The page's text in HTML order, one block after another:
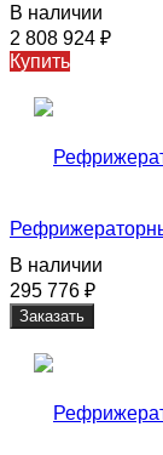
В наличии
2 808 924 ₽
Купить
В наличии
295 776 ₽
Заказать